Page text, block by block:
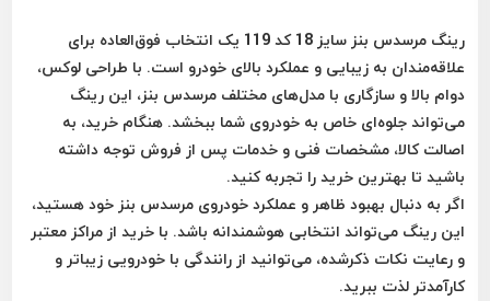
رینگ مرسدس بنز سایز 18 کد 119 یک انتخاب فوق‌العاده برای
علاقه‌مندان به زیبایی و عملکرد بالای خودرو است. با طراحی لوکس،
دوام بالا و سازگاری با مدل‌های مختلف مرسدس بنز، این رینگ
می‌تواند جلوه‌ای خاص به خودروی شما ببخشد. هنگام خرید، به
اصالت کالا، مشخصات فنی و خدمات پس از فروش توجه داشته
باشید تا بهترین خرید را تجربه کنید.
اگر به دنبال بهبود ظاهر و عملکرد خودروی مرسدس بنز خود هستید،
این رینگ می‌تواند انتخابی هوشمندانه باشد. با خرید از مراکز معتبر
و رعایت نکات ذکرشده، می‌توانید از رانندگی با خودرویی زیباتر و
کارآمدتر لذت ببرید.